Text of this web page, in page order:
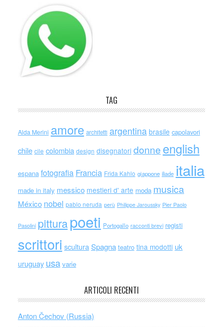
TAG
Alda Merini amore architetti argentina brasile capolavori
chile cile colombia design disegnatori donne english
espana fotografia Francia Frida Kahlo giappone iliade italia
made in italy messico mestieri d' arte moda musica
México nobel pablo neruda perù Philippe Jaroussky Pier Paolo
Pasolini pitturapoeti Portogallo racconti brevi registi
scrittori scultura Spagna teatro tina modotti uk
uruguay usa varie
ARTICOLI RECENTI
Anton Čechov (Russia)